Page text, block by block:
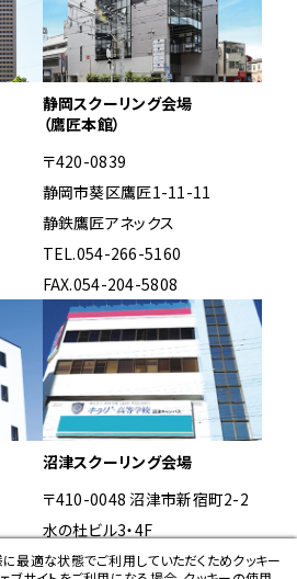
静岡スクーリング会場
（鷹匠本館）
〒420-0839
静岡市葵区鷹匠1-11-11
静鉄鷹匠アネックス
TEL.054-266-5160
FAX.054-204-5808
沼津スクーリング会場
〒410-0048沼津市新宿町2-2
水の杜ビル3・4F
TEL.055-921-4976
最適な状態でご利用していただくためクッキー